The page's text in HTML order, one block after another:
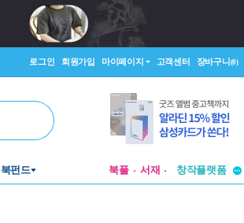
로그인 회원가입 마이페이지 고객센터 장바구니(0)
북펀드 북플 서재
창작플랫폼